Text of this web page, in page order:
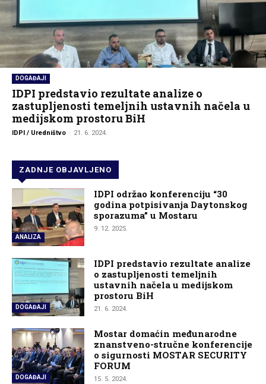
DOGAĐAJI
IDPI predstavio rezultate analize o
zastupljenosti temeljnih ustavnih načela u
medijskom prostoru BiH
IDPI / Uredništvo - 21. 6. 2024.
ZADNJE OBJAVLJENO
ANALIZA
IDPI održao konferenciju “30
godina potpisivanja Daytonskog
sporazuma” u Mostaru
9. 12. 2025.
DOGAĐAJI
IDPI predstavio rezultate analize
o zastupljenosti temeljnih
ustavnih načela u medijskom
prostoru BiH
21. 6. 2024.
DOGAĐAJI
Mostar domaćin međunarodne
znanstveno-stručne konferencije
o sigurnosti MOSTAR SECURITY
FORUM
15. 5. 2024.